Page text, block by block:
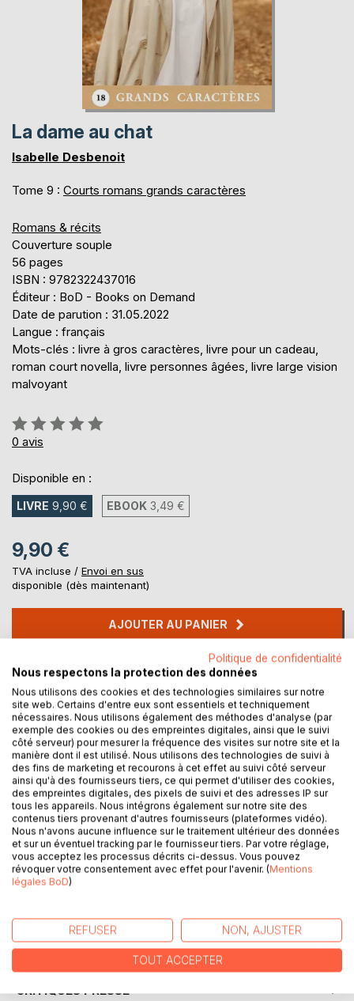
La dame au chat
Isabelle Desbenoit
Tome 9 : Courts romans grands caractères
Romans & récits
Couverture souple
56 pages
ISBN : 9782322437016
Éditeur : BoD - Books on Demand
Date de parution : 31.05.2022
Langue : français
Mots-clés : livre à gros caractères, livre pour un cadeau,
roman court novella, livre personnes âgées, livre large vision
malvoyant
Évaluation:
0%
0 avis
Disponible en :
LIVRE 9,90 € EBOOK 3,49 €
9,90 €
TVA incluse / Envoi en sus
disponible (dès maintenant)
AJOUTER AU PANIER
Ajouter à ma liste d'envies
Laisser un avis
DESCRIPTION
Cette dame au chat existe bien, quelque part en France,
avec son vélo et son chat dans le panier... C'est en la
voyant passer que l'autrice a écrit ce joli et prenant récit
AUTEUR(S)
CRITIQUES PRESSE
Politique de confidentialité
Nous respectons la protection des données
Nous utilisons des cookies et des technologies similaires sur notre
site web. Certains d'entre eux sont essentiels et techniquement
nécessaires. Nous utilisons également des méthodes d'analyse (par
exemple des cookies ou des empreintes digitales, ainsi que le suivi
côté serveur) pour mesurer la fréquence des visites sur notre site et la
manière dont il est utilisé. Nous utilisons des technologies de suivi à
des fins de marketing et recourons à cet effet au suivi côté serveur
ainsi qu'à des fournisseurs tiers, ce qui permet d'utiliser des cookies,
des empreintes digitales, des pixels de suivi et des adresses IP sur
tous les appareils. Nous intégrons également sur notre site des
contenus tiers provenant d'autres fournisseurs (plateformes vidéo).
Nous n'avons aucune influence sur le traitement ultérieur des données
et sur un éventuel tracking par le fournisseur tiers. Par votre réglage,
vous acceptez les processus décrits ci-dessus. Vous pouvez
révoquer votre consentement avec effet pour l'avenir. (Mentions
légales BoD)
REFUSER NON, AJUSTER
TOUT ACCEPTER